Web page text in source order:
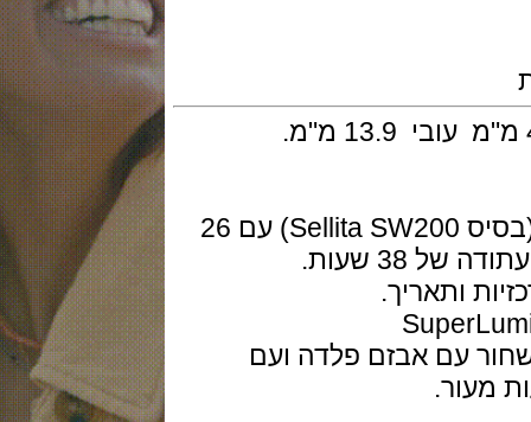
מנגנון של-Edox קליבר 80 אוטומטי (בסיס Sellita SW200) עם 26
ותאריך.
עם אבזם פלדה ועם